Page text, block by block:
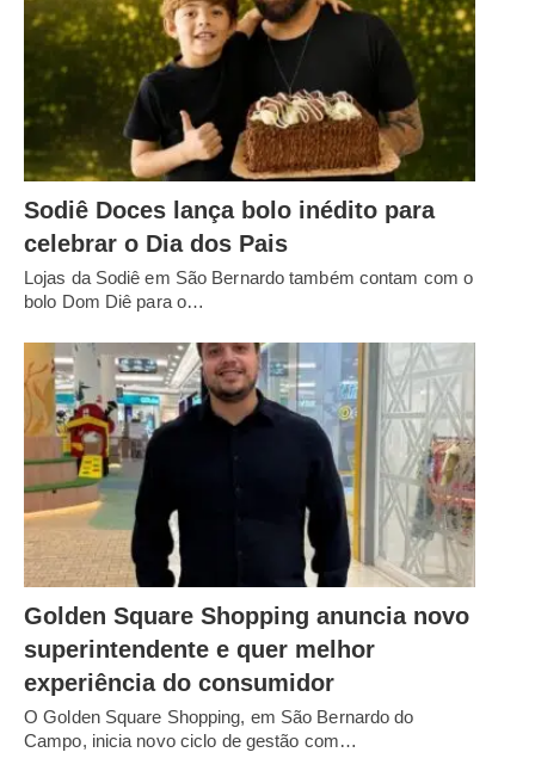
Sodiê Doces lança bolo inédito para
celebrar o Dia dos Pais
Lojas da Sodiê em São Bernardo também contam com o
bolo Dom Diê para o…
Golden Square Shopping anuncia novo
superintendente e quer melhor
experiência do consumidor
O Golden Square Shopping, em São Bernardo do
Campo, inicia novo ciclo de gestão com…